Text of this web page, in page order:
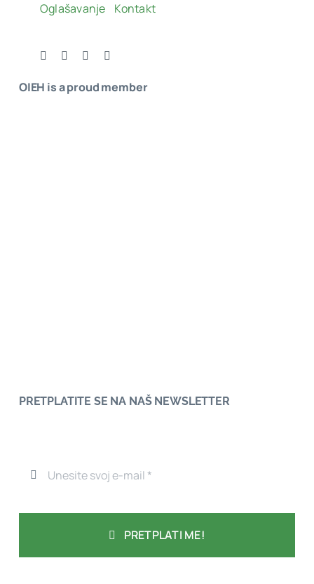
OIEH is a proud member
PRETPLATITE SE NA NAŠ NEWSLETTER
PRETPLATI ME!
Oglašavanje
Kontakt